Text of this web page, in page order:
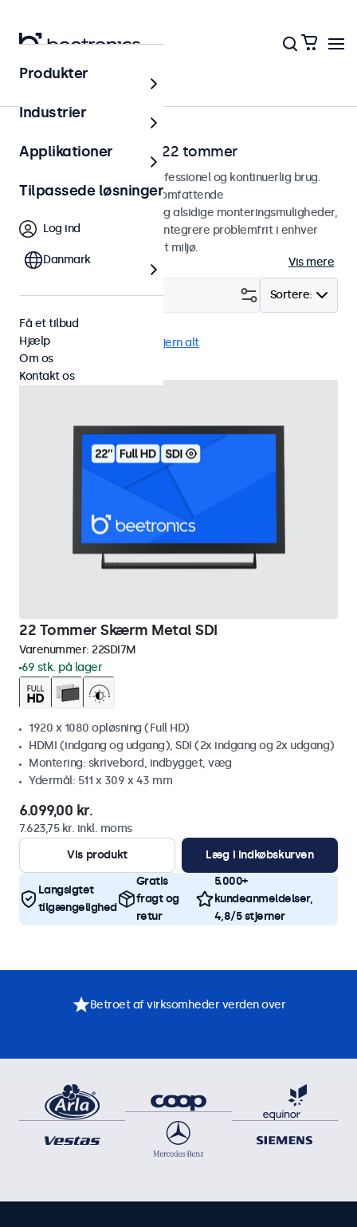
Hjem
SDI-skærme fra 12 til 22 tommer
SDI-skærme designet til professionel og kontinuerlig brug.
Vores SDI-skærme tilbyder omfattende
konfigurationsmuligheder og alsidige monteringsmuligheder,
hvilket gør dem nemme at integrere problemfrit i enhver
anvendelsesform og ethvert miljø.
Vis mere
Sortere:
Filter (1)
BNC (SDI) Fjern alt
22 Tommer Skærm Metal SDI
Varenummer: 22SDI7M
69 stk. på lager
1920 x 1080 opløsning (Full HD)
HDMI (indgang og udgang), SDI (2x indgang og 2x udgang)
Montering: skrivebord, indbygget, væg
Ydermål: 511 x 309 x 43 mm
6.099,00 kr.
7.623,75 kr. inkl. moms
Vis produkt
Læg i indkøbskurven
Langsigtet
tilgængelighed
Gratis
fragt og
retur
5.000+
kundeanmeldelser,
4,8/5 stjerner
Produkter
Industrier
Applikationer
Tilpassede løsninger
Log ind
Danmark
Få et tilbud
Hjælp
Om os
Kontakt os
Betroet af virksomheder verden over